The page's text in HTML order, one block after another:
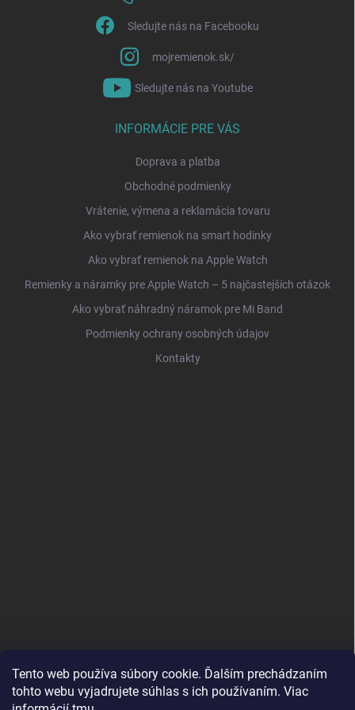
Tento web používa súbory cookie. Ďalším prechádzaním
tohto webu vyjadrujete súhlas s ich používaním. Viac
Sledujte nás na Facebooku
mojremienok.sk/
Sledujte nás na Youtube
INFORMÁCIE PRE VÁS
Doprava a platba
Obchodné podmienky
Vrátenie, výmena a reklamácia tovaru
Ako vybrať remienok na smart hodinky
Ako vybrať remienok na Apple Watch
Remienky a náramky pre Apple Watch – 5 najčastejších otázok
Ako vybrať náhradný náramok pre Mi Band
Podmienky ochrany osobných údajov
Kontakty